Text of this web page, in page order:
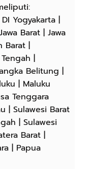
Yogyakarta |
Barat | Jawa
Barat |
|
Belitung |
| Maluku
Tenggara
| Sulawesi Barat
| Sulawesi
Barat |
| Papua